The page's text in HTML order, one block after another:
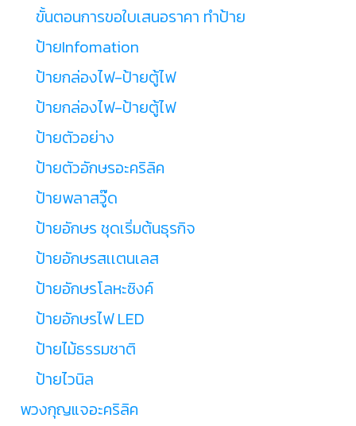
ขั้นตอนการขอใบเสนอราคา ทำป้าย
ป้ายInfomation
ป้ายกล่องไฟ-ป้ายตู้ไฟ
ป้ายกล่องไฟ-ป้ายตู้ไฟ
ป้ายตัวอย่าง
ป้ายตัวอักษรอะคริลิค
ป้ายพลาสวู๊ด
ป้ายอักษร ชุดเริ่มต้นธุรกิจ
ป้ายอักษรสเเตนเลส
ป้ายอักษรโลหะซิงค์
ป้ายอักษรไฟ LED
ป้ายไม้ธรรมชาติ
ป้ายไวนิล
พวงกุญแจอะคริลิค